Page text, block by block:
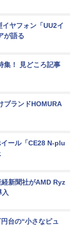
ヤフォン「UU2イ
が語る
集！ 見どころ記事
ブランドHOMURA
ール「CE28 N-plu
新聞社がAMD Ryz
台の“小さなピュ